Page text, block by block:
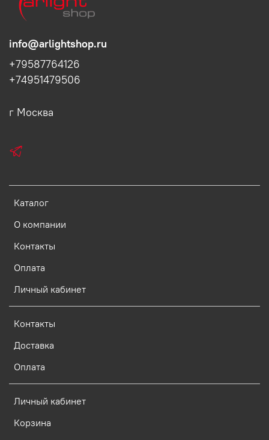
Каталог
О компании
Контакты
Оплата
Личный кабинет
Контакты
Доставка
Оплата
Личный кабинет
Корзина
info@arlightshop.ru
+79587764126
+74951479506
г Москва